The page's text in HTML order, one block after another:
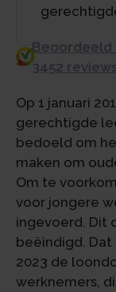
Beoordeeld
3452
Op 1 januari
gerechtigde
bedoeld om
maken om
Om te
voor jongere
ingevoerd. Dit
beëindigd.
2023 de
werknemers,